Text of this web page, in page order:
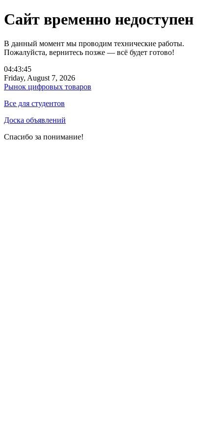
Сайт временно недоступен
В данный момент мы проводим технические работы.
Пожалуйста, вернитесь позже — всё будет готово!
04:43:45
Friday, August 7, 2026
Рынок цифровых товаров
Все для студентов
Доска объявлений
Спасибо за понимание!